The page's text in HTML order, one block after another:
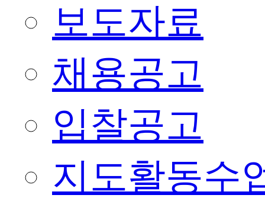
보도자료
채용공고
입찰공고
지도활동수